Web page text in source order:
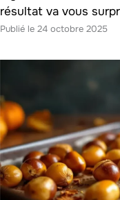
résultat va vous
24 octobre 2025